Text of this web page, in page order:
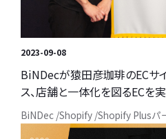
2023-09-08
BiNDecが猿田彦珈琲のECサ
ス、店舗と一体化を図るECを
BiNDec Shopify Shopify Plusパ